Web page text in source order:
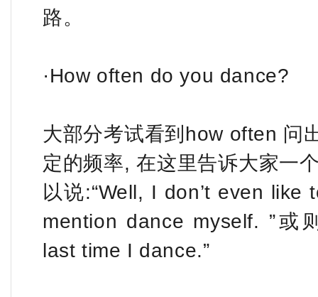
路。
·How often do you dance?
大部分考试看到how often 问
定的频率, 在这里告诉大家一
以说:“Well, I don’t even
mention dance myself. ”或
last time I dance.”